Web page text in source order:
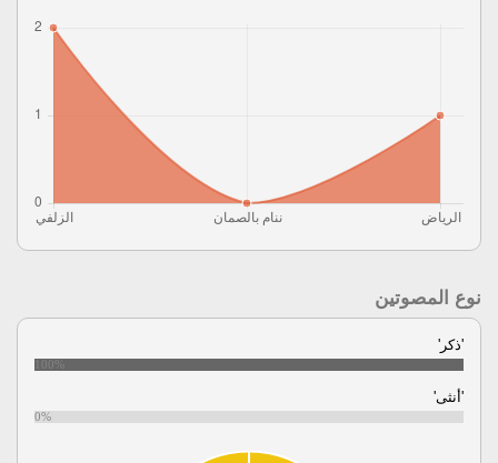
نوع المصوتين
'ذكر'
100%
'أنثى'
0%